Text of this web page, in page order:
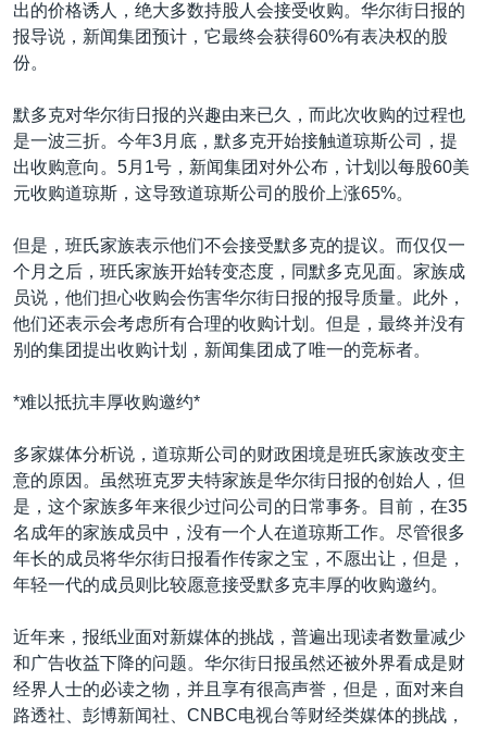
出的价格诱人，绝大多数持股人会接受收购。华尔街日报的
报导说，新闻集团预计，它最终会获得60%有表决权的股
份。
默多克对华尔街日报的兴趣由来已久，而此次收购的过程也
是一波三折。今年3月底，默多克开始接触道琼斯公司，提
出收购意向。5月1号，新闻集团对外公布，计划以每股60美
元收购道琼斯，这导致道琼斯公司的股价上涨65%。
但是，班氏家族表示他们不会接受默多克的提议。而仅仅一
个月之后，班氏家族开始转变态度，同默多克见面。家族成
员说，他们担心收购会伤害华尔街日报的报导质量。此外，
他们还表示会考虑所有合理的收购计划。但是，最终并没有
别的集团提出收购计划，新闻集团成了唯一的竞标者。
*难以抵抗丰厚收购邀约*
多家媒体分析说，道琼斯公司的财政困境是班氏家族改变主
意的原因。虽然班克罗夫特家族是华尔街日报的创始人，但
是，这个家族多年来很少过问公司的日常事务。目前，在35
名成年的家族成员中，没有一个人在道琼斯工作。尽管很多
年长的成员将华尔街日报看作传家之宝，不愿出让，但是，
年轻一代的成员则比较愿意接受默多克丰厚的收购邀约。
近年来，报纸业面对新媒体的挑战，普遍出现读者数量减少
和广告收益下降的问题。华尔街日报虽然还被外界看成是财
经界人士的必读之物，并且享有很高声誉，但是，面对来自
路透社、彭博新闻社、CNBC电视台等财经类媒体的挑战，